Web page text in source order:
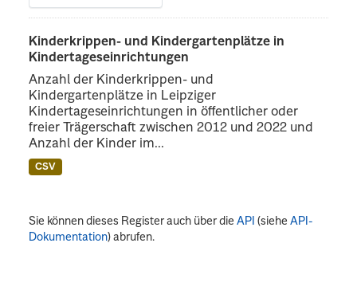
Kinderkrippen- und Kindergartenplätze in
Kindertageseinrichtungen
Anzahl der Kinderkrippen- und
Kindergartenplätze in Leipziger
Kindertageseinrichtungen in öffentlicher oder
freier Trägerschaft zwischen 2012 und 2022 und
Anzahl der Kinder im...
CSV
Sie können dieses Register auch über dieAPI (sieheAPI-
Dokumentation) abrufen.